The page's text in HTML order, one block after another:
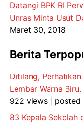
Datangi BPK RI
Unras Minta Usut
Maret 30, 2018
Berita
Ditilang,
Lembar Warna
922 views
posted
83 Kepala Sekolah